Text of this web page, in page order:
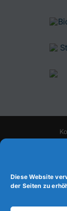
Diese Website
der Seiten zu